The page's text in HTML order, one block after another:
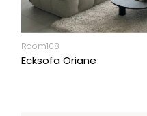
Room108
Ecksofa Oriane